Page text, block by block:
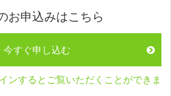
お申込みはこちら
今すぐ申し込む
ンするとご覧いただくことができま